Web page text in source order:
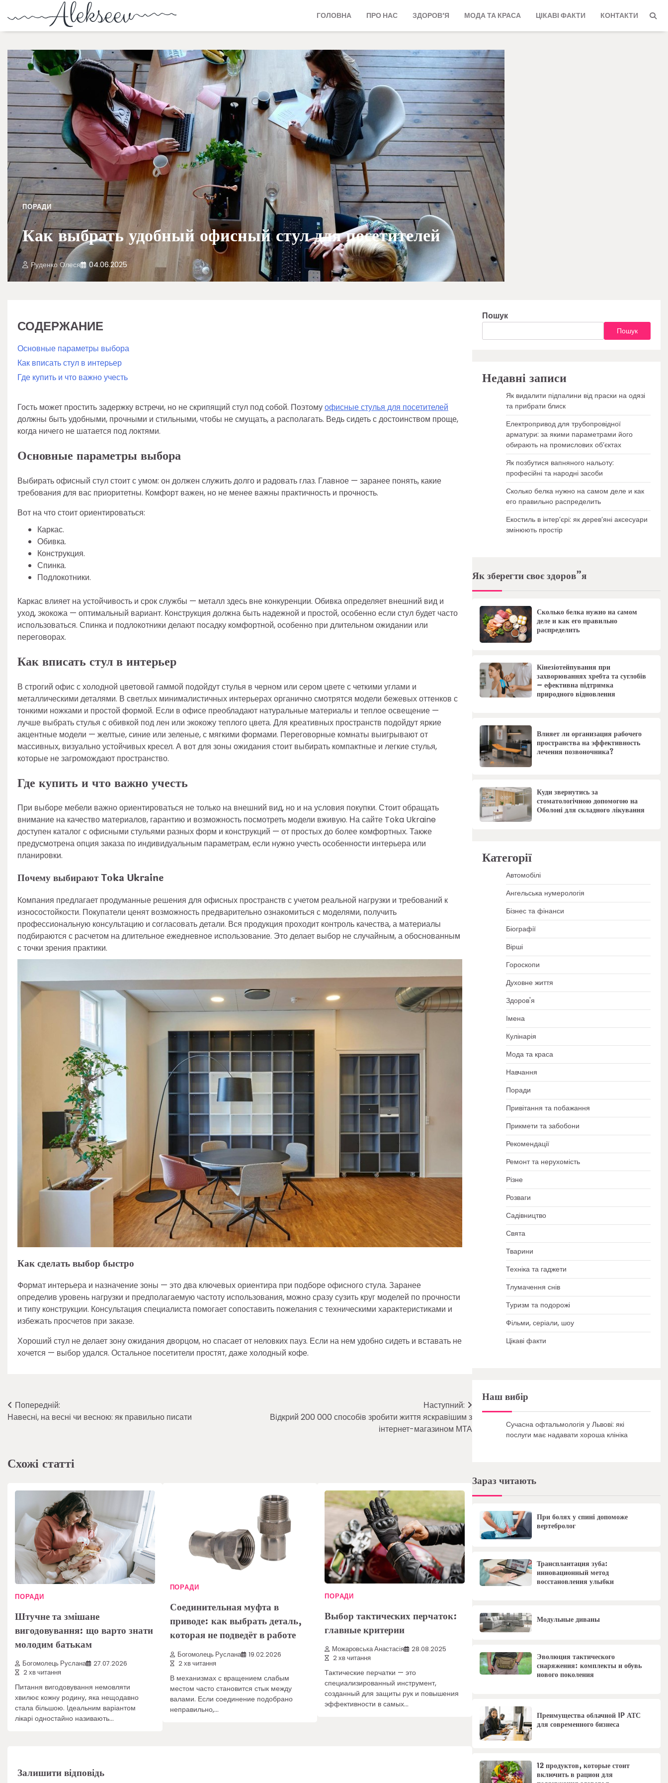
ГОЛОВНА ПРО НАС ЗДОРОВ’Я МОДА ТА КРАСА ЦІКАВІ ФАКТИ КОНТАКТИ
ПОРАДИ
Как выбрать удобный офисный стул для посетителей
Руденко Олеся 04.06.2025
СОДЕРЖАНИЕ
Основные параметры выбора
Как вписать стул в интерьер
Где купить и что важно учесть
Гость может простить задержку встречи, но не скрипящий стул под собой. Поэтомуофисные стулья для посетителей
должны быть удобными, прочными и стильными, чтобы не смущать, а располагать. Ведь сидеть с достоинством проще,
когда ничего не шатается под локтями.
Основные параметры выбора
Выбирать офисный стул стоит с умом: он должен служить долго и радовать глаз. Главное — заранее понять, какие
требования для вас приоритетны. Комфорт важен, но не менее важны практичность и прочность.
Вот на что стоит ориентироваться:
Каркас.
Обивка.
Конструкция.
Спинка.
Подлокотники.
Каркас влияет на устойчивость и срок службы — металл здесь вне конкуренции. Обивка определяет внешний вид и
уход, экокожа — оптимальный вариант. Конструкция должна быть надежной и простой, особенно если стул будет часто
использоваться. Спинка и подлокотники делают посадку комфортной, особенно при длительном ожидании или
переговорах.
Как вписать стул в интерьер
В строгий офис с холодной цветовой гаммой подойдут стулья в черном или сером цвете с четкими углами и
металлическими деталями. В светлых минималистичных интерьерах органично смотрятся модели бежевых оттенков с
тонкими ножками и простой формой. Если в офисе преобладают натуральные материалы и теплое освещение —
лучше выбрать стулья с обивкой под лен или экокожу теплого цвета. Для креативных пространств подойдут яркие
акцентные модели — желтые, синие или зеленые, с мягкими формами. Переговорные комнаты выигрывают от
массивных, визуально устойчивых кресел. А вот для зоны ожидания стоит выбирать компактные и легкие стулья,
которые не загромождают пространство.
Где купить и что важно учесть
При выборе мебели важно ориентироваться не только на внешний вид, но и на условия покупки. Стоит обращать
внимание на качество материалов, гарантию и возможность посмотреть модели вживую. На сайте Toka Ukraine
доступен каталог с офисными стульями разных форм и конструкций — от простых до более комфортных. Также
предусмотрена опция заказа по индивидуальным параметрам, если нужно учесть особенности интерьера или
планировки.
Почему выбирают Toka Ukraine
Компания предлагает продуманные решения для офисных пространств с учетом реальной нагрузки и требований к
износостойкости. Покупатели ценят возможность предварительно ознакомиться с моделями, получить
профессиональную консультацию и согласовать детали. Вся продукция проходит контроль качества, а материалы
подбираются с расчетом на длительное ежедневное использование. Это делает выбор не случайным, а обоснованным
с точки зрения практики.
Как сделать выбор быстро
Формат интерьера и назначение зоны — это два ключевых ориентира при подборе офисного стула. Заранее
определив уровень нагрузки и предполагаемую частоту использования, можно сразу сузить круг моделей по прочности
и типу конструкции. Консультация специалиста помогает сопоставить пожелания с техническими характеристиками и
избежать просчетов при заказе.
Хороший стул не делает зону ожидания дворцом, но спасает от неловких пауз. Если на нем удобно сидеть и вставать не
хочется — выбор удался. Остальное посетители простят, даже холодный кофе.
Навігація
записів
Попередній:
Навесні, на весні чи весною: як правильно писати
Наступний:
Відкрий 200 000 способів зробити життя яскравішим з
інтернет-магазином МТА
Схожі статті
ПОРАДИ
Штучне та змішане
вигодовування: що варто знати
молодим батькам
Богомолець Руслана
27.07.2026
2 хв читання
Питання вигодовування немовляти
хвилює кожну родину, яка нещодавно
стала більшою. Ідеальним варіантом
лікарі одностайно називають…
ПОРАДИ
Соединительная муфта в
приводе: как выбрать деталь,
которая не подведёт в работе
Богомолець Руслана
19.02.2026
2 хв читання
В механизмах с вращением слабым
местом часто становится стык между
валами. Если соединение подобрано
неправильно,…
ПОРАДИ
Выбор тактических перчаток:
главные критерии
Можаровська Анастасія
28.08.2025
2 хв читання
Тактические перчатки — это
специализированный инструмент,
созданный для защиты рук и повышения
эффективности в самых…
Залишити відповідь
Пошук
Пошук
Недавні записи
Як видалити підпалини від праски на одязі
та прибрати блиск
Електропривод для трубопровідної
арматури: за якими параметрами його
обирають на промислових об’єктах
Як позбутися вапняного нальоту:
професійні та народні засоби
Сколько белка нужно на самом деле и как
его правильно распределить
Екостиль в інтер’єрі: як дерев’яні аксесуари
змінюють простір
Як зберегти своє здоров”я
Сколько белка нужно на самом
деле и как его правильно
распределить
Кінезіотейпування при
захворюваннях хребта та суглобів
– ефективна підтримка
природного відновлення
Влияет ли организация рабочего
пространства на эффективность
лечения позвоночника?
Куди звернутись за
стоматологічною допомогою на
Оболоні для складного лікування
Категорії
Автомобілі
Ангельська нумерологія
Бізнес та фінанси
Біографії
Вірші
Гороскопи
Духовне життя
Здоров'я
Імена
Кулінарія
Мода та краса
Навчання
Поради
Привітання та побажання
Прикмети та забобони
Рекомендації
Ремонт та нерухомість
Різне
Розваги
Садівництво
Свята
Тварини
Техніка та гаджети
Тлумачення снів
Туризм та подорожі
Фільми, серіали, шоу
Цікаві факти
Наш вибір
Сучасна офтальмологія у Львові: які
послуги має надавати хороша клініка
Зараз читають
При болях у спині допоможе
вертебролог
Трансплантация зуба:
инновационный метод
восстановления улыбки
Модульные диваны
Эволюция тактического
снаряжения: комплекты и обувь
нового поколения
Преимущества облачной IP АТС
для современного бизнеса
12 продуктов, которые стоит
включить в рацион для